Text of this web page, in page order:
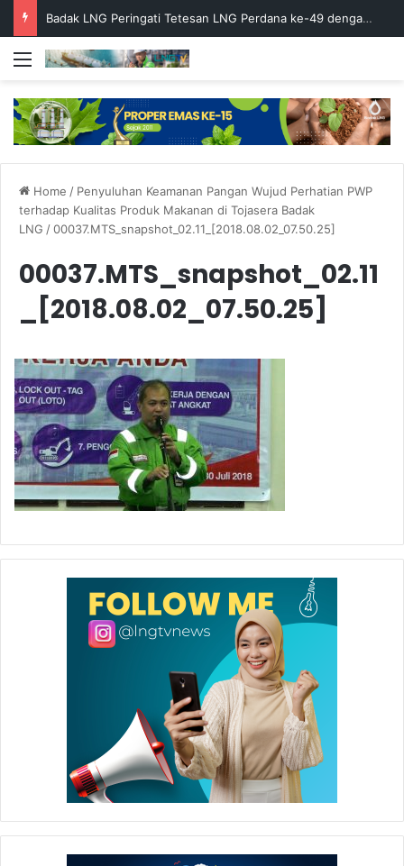
Badak LNG Peringati Tetesan LNG Perdana ke-49 dengan Doa Bersama
Menu
Home / Penyuluhan Keamanan Pangan Wujud Perhatian PWP
terhadap Kualitas Produk Makanan di Tojasera Badak
LNG /00037.MTS_snapshot_02.11_[2018.08.02_07.50.25]
00037.MTS_snapshot_02.11
_[2018.08.02_07.50.25]